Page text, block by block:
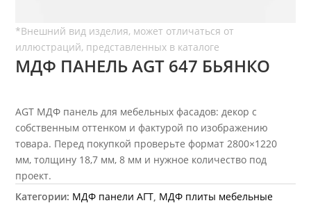
МДФ ПАНЕЛЬ AGT 647 БЬЯНКО
AGT МДФ панель для мебельных фасадов: декор с
собственным оттенком и фактурой по изображению
товара. Перед покупкой проверьте формат 2800×1220
мм, толщину 18,7 мм, 8 мм и нужное количество под
проект.
Категории: МДФ панели АГТ, МДФ плиты мебельные